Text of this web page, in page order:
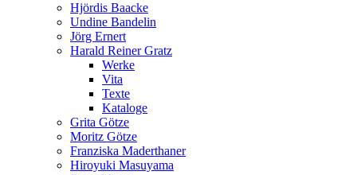
Hjördis Baacke
Undine Bandelin
Jörg Ernert
Harald Reiner Gratz
Werke
Vita
Texte
Kataloge
Grita Götze
Moritz Götze
Franziska Maderthaner
Hiroyuki Masuyama